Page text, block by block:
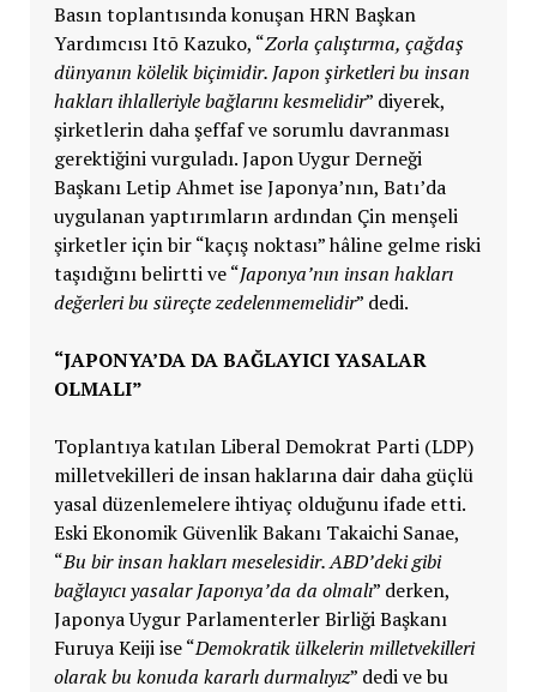
Basın toplantısında konuşan HRN Başkan
Yardımcısı Itō Kazuko, “Zorla çalıştırma, çağdaş
dünyanın kölelik biçimidir. Japon şirketleri bu insan
hakları ihlalleriyle bağlarını kesmelidir” diyerek,
şirketlerin daha şeffaf ve sorumlu davranması
gerektiğini vurguladı. Japon Uygur Derneği
Başkanı Letip Ahmet ise Japonya’nın, Batı’da
uygulanan yaptırımların ardından Çin menşeli
şirketler için bir “kaçış noktası” hâline gelme riski
taşıdığını belirtti ve “Japonya’nın insan hakları
değerleri bu süreçte zedelenmemelidir” dedi.
“JAPONYA’DA DA BAĞLAYICI YASALAR
OLMALI”
Toplantıya katılan Liberal Demokrat Parti (LDP)
milletvekilleri de insan haklarına dair daha güçlü
yasal düzenlemelere ihtiyaç olduğunu ifade etti.
Eski Ekonomik Güvenlik Bakanı Takaichi Sanae,
“Bu bir insan hakları meselesidir. ABD’deki gibi
bağlayıcı yasalar Japonya’da da olmalı” derken,
Japonya Uygur Parlamenterler Birliği Başkanı
Furuya Keiji ise “Demokratik ülkelerin milletvekilleri
olarak bu konuda kararlı durmalıyız” dedi ve bu